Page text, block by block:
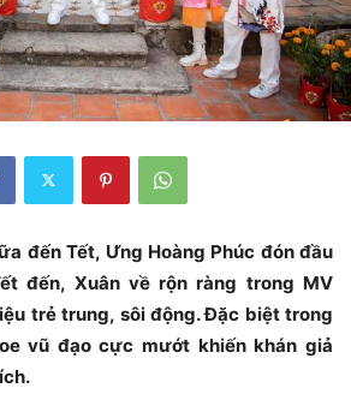
đến Tết, Ưng Hoàng Phúc đón đầu
đến, Xuân về rộn ràng trong MV
trẻ trung, sôi động. Đặc biệt trong
vũ đạo cực mướt khiến khán giả